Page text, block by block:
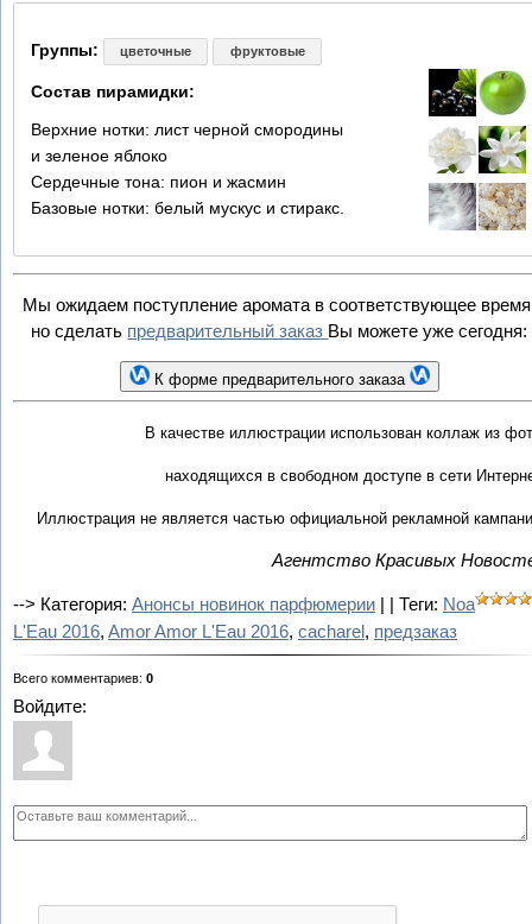
Группы: цветочные фруктовые
Состав пирамидки:
Верхние нотки: лист черной смородины
и зеленое яблоко
Сердечные тона: пион и жасмин
Базовые нотки: белый мускус и стиракс.
Мы ожидаем поступление аромата в соответствующее
но сделать предварительный заказ Вы можете уже сегодня:
К форме предварительного заказа
В качестве иллюстрации использован коллаж из
находящихся в свободном доступе в сети
Иллюстрация не является частью официальной рекламной
Агентство Красивых
--> Категория: Анонсы новинок парфюмерии | | Теги: Noa
L'Eau 2016, Amor Amor L'Eau 2016, cacharel , предзаказ
Всего комментариев: 0
Войдите: